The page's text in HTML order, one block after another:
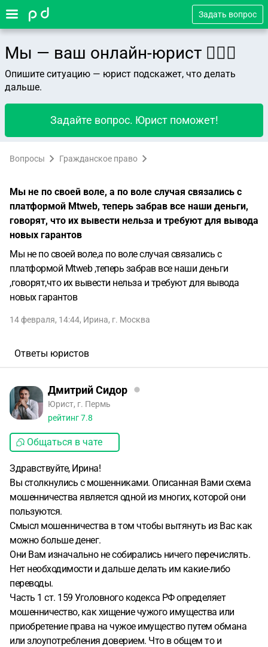
Задать вопрос
Мы — ваш онлайн-юрист 👨🏻‍⚖️
Опишите ситуацию — юрист подскажет, что делать
дальше.
Задайте вопрос. Юрист поможет!
Вопросы Гражданское право
Мы не по своей воле, а по воле случая связались с
платформой Mtweb, теперь забрав все наши деньги,
говорят, что их вывести нельза и требуют для вывода
новых гарантов
Мы не по своей воле,а по воле случая связались с
платформой Mtweb ,теперь забрав все наши деньги
,говорят,что их вывести нельза и требуют для вывода
новых гарантов
14 февраля, 14:44, Ирина, г. Москва
Ответы юристов
Дмитрий Сидор
Юрист, г. Пермь
рейтинг7.8
Общаться в чате
Здравствуйте, Ирина!
Вы столкнулись с мошенниками. Описанная Вами схема
мошенничества является одной из многих, которой они
пользуются.
Смысл мошенничества в том чтобы вытянуть из Вас как
можно больше денег.
Они Вам изначально не собирались ничего перечислять.
Нет необходимости и дальше делать им какие-либо
переводы.
Часть 1 ст. 159 Уголовного кодекса РФ определяет
мошенничество, как хищение чужого имущества или
приобретение права на чужое имущество путем обмана
или злоупотребления доверием. Что в общем то и